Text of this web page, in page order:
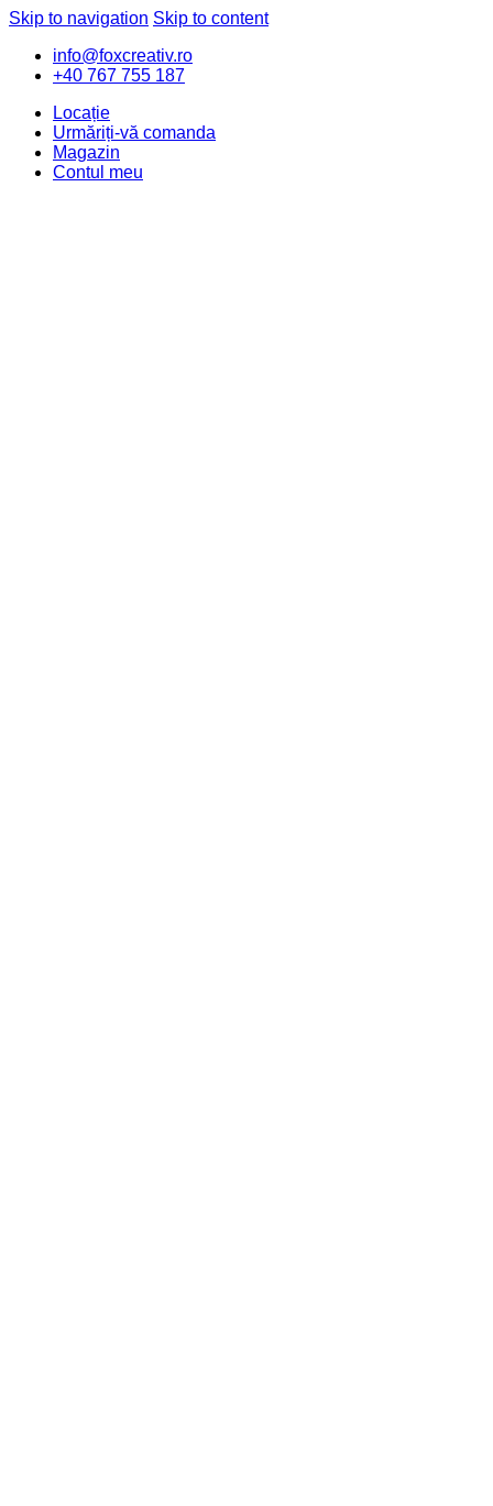
Skip to navigation Skip to content
info@foxcreativ.ro
+40 767 755 187
Locație
Urmăriți-vă comanda
Magazin
Contul meu